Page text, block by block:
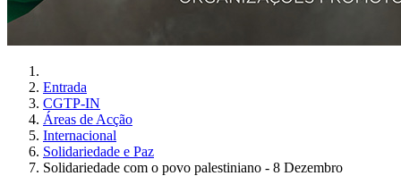
Entrada
CGTP-IN
Áreas de Acção
Internacional
Solidariedade e Paz
Solidariedade com o povo palestiniano - 8 Dezembro